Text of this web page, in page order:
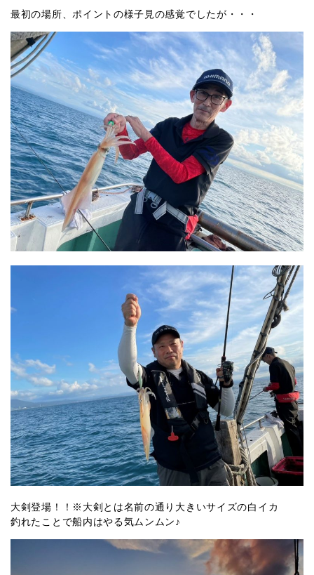
最初の場所、ポイントの様子見の感覚でしたが・・・
大剣登場！！※大剣とは名前の通り大きいサイズの白イカ
釣れたことで船内はやる気ムンムン♪